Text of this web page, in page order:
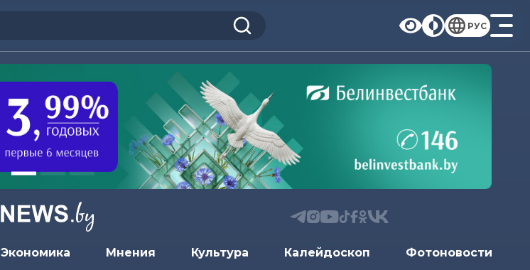
РУС
Экономика Мнения Культура Калейдоскоп Фотоновости